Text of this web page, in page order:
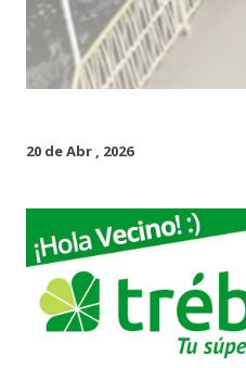
20 de Abr , 2026